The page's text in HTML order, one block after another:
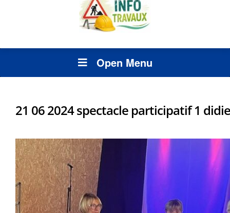
Open Menu
21 06 2024 spectacle participatif 1